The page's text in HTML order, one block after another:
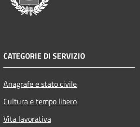
CATEGORIE DI SERVIZIO
Anagrafe e stato civile
Cultura e tempo libero
Vita lavorativa